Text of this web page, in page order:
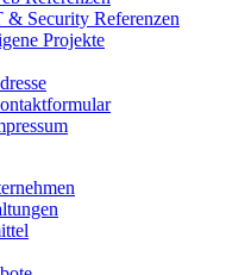
& Security Referenzen
Projekte